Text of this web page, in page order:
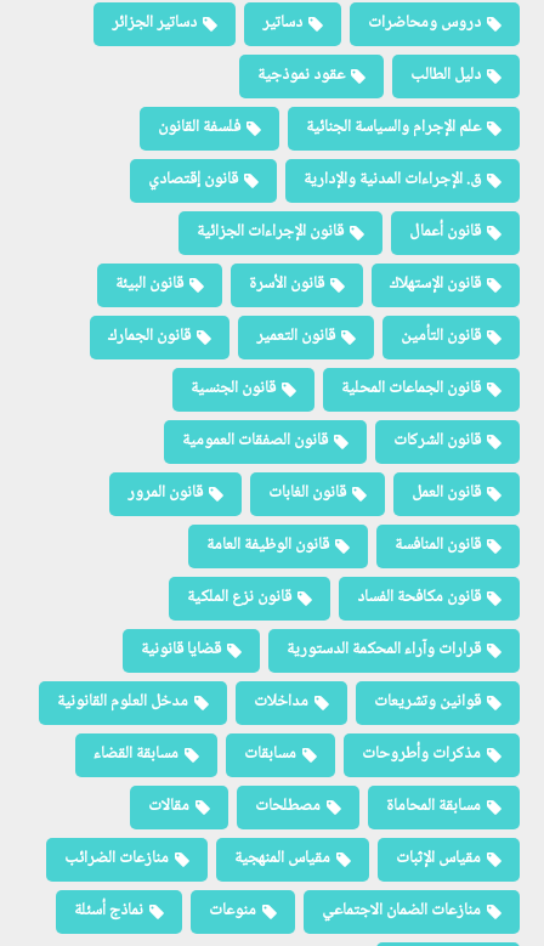
دروس ومحاضرات دساتير
دساتير الجزائر
دليل الطالب
عقود نموذجية
علم الإجرام والسياسة الجنائية
فلسفة القانون
ق. الإجراءات المدنية والإدارية
قانون إقتصادي
قانون أعمال
قانون الإجراءات الجزائية
قانون الإستهلاك
قانون الأسرة
قانون البيئة
قانون التأمين
قانون التعمير
قانون الجمارك
قانون الجماعات المحلية
قانون الجنسية
قانون الشركات
قانون الصفقات العمومية
قانون العمل
قانون الغابات
قانون المرور
قانون المنافسة
قانون الوظيفة العامة
قانون مكافحة الفساد
قانون نزع الملكية
قرارات وآراء المحكمة الدستورية
قضايا قانونية
قوانين وتشريعات
مداخلات
مدخل العلوم القانونية
مذكرات وأطروحات
مسابقات
مسابقة القضاء
مسابقة المحاماة
مصطلحات
مقالات
مقياس الإثبات
مقياس المنهجية
منازعات الضرائب
منازعات الضمان الاجتماعي
منوعات
نماذج أسئلة